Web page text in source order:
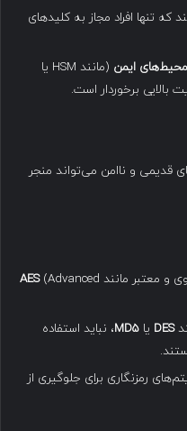
که تنها افراد مجاز به کلیدهای
ایمن
(مانند HSM یا
بالایی برخوردار است.
قدیمی و ناامن می‌تواند منجر
و معتبر مانند AES(Advanced
DES یا MD5، نباید استفاده
رمزنگاری برای جلوگیری از